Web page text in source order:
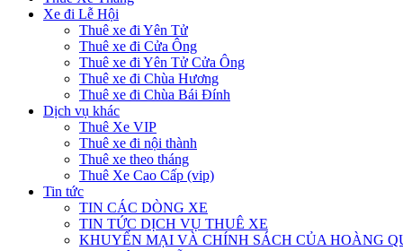
Xe đi Lễ Hội
Thuê xe đi Yên Tử
Thuê xe đi Cửa Ông
Thuê xe đi Yên Tử Cửa Ông
Thuê xe đi Chùa Hương
Thuê xe đi Chùa Bái Đính
Dịch vụ khác
Thuê Xe VIP
Thuê xe đi nội thành
Thuê xe theo tháng
Thuê Xe Cao Cấp (vip)
Tin tức
TIN CÁC DÒNG XE
TIN TỨC DỊCH VỤ THUÊ XE
KHUYẾN MẠI VÀ CHÍNH SÁCH CỦA HOÀNG